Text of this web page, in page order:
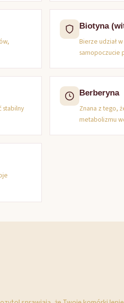
Biotyna
Bierze udział
samopoczucie
stabilny
Berberyna
Znana z tego,
metabolizmu